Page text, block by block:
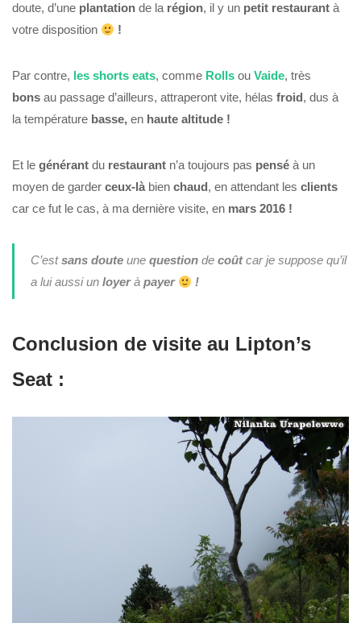
doute, d’une plantation de la région, il y un petit restaurant à
votre disposition
!
Par contre, les shorts eats, comme Rolls ou Vaide, très
bons au passage d’ailleurs, attraperont vite, hélas froid, dus à
la température basse, en haute altitude !
Et le générant du restaurant n’a toujours pas pensé à un
moyen de garder ceux-là bien chaud, en attendant les clients
car ce fut le cas, à ma dernière visite, en mars 2016 !
C’estsans douteune questionde coûtcar je suppose qu’il
a lui aussi un loyerà payer !
Conclusion de visite au Lipton’s
Seat :